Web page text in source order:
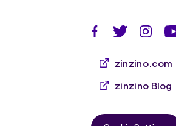
zinzino.com
zinzino Blog